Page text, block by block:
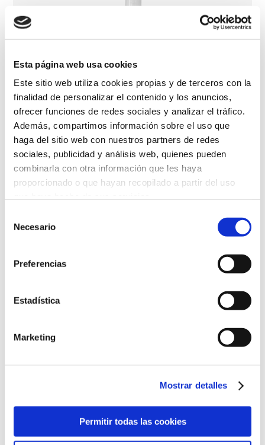
Esta página web usa cookies
Este sitio web utiliza cookies propias y de terceros con la
finalidad de personalizar el contenido y los anuncios,
ofrecer funciones de redes sociales y analizar el tráfico.
Además, compartimos información sobre el uso que
haga del sitio web con nuestros partners de redes
sociales, publicidad y análisis web, quienes pueden
combinarla con otra información que les haya
proporcionado o que hayan recopilado a partir del uso
Más información
Necesario
Preferencias
Estadística
Marketing
Mostrar detalles
Permitir todas las cookies